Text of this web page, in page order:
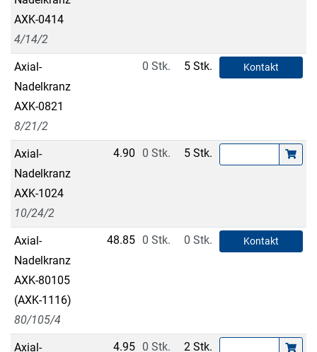
AXK-0414
4/14/2
Axial-
Nadelkranz
AXK-0821
8/21/2
0 Stk. 5 Stk. Kontakt
Axial-
Nadelkranz
AXK-1024
10/24/2
4.90 0 Stk. 5 Stk.
Axial-
Nadelkranz
AXK-80105
(AXK-1116)
80/105/4
48.85 0 Stk. 0 Stk. Kontakt
Axial- 4.95 0 Stk. 2 Stk.